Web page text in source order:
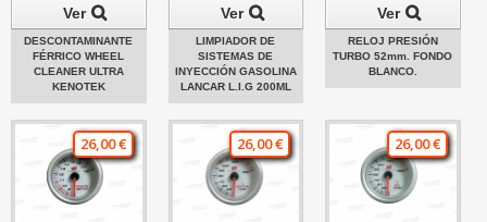
Ver
DESCONTAMINANTE
FÉRRICO WHEEL
CLEANER ULTRA
KENOTEK
Ver
LIMPIADOR DE
SISTEMAS DE
INYECCIÓN GASOLINA
LANCAR L.I.G 200ML
Ver
RELOJ PRESIÓN
TURBO 52mm. FONDO
BLANCO.
26,00 € 26,00 € 26,00 €